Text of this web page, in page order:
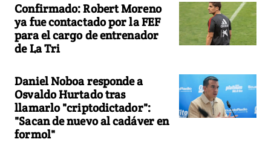
Confirmado: Robert Moreno
ya fue contactado por la FEF
para el cargo de entrenador
de La Tri
Daniel Noboa responde a
Osvaldo Hurtado tras
llamarlo "criptodictador":
"Sacan de nuevo al cadáver en
formol"